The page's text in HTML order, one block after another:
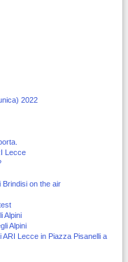
2022
Lecce
Brindisi on the air
Alpini
Alpini
Lecce in Piazza Pisanelli a